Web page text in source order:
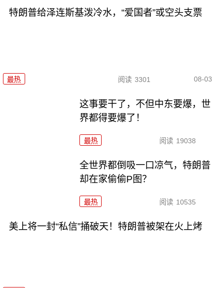
特朗普给泽连斯基泼冷水，“爱国者”或空头支票
最热 阅读 3301 08-03
这事要干了，不但中东要爆，世
界都得要爆了！
最热 阅读 19038
全世界都倒吸一口凉气，特朗普
却在家偷偷P图？
最热 阅读 10535
美上将一封“私信”捅破天！特朗普被架在火上烤